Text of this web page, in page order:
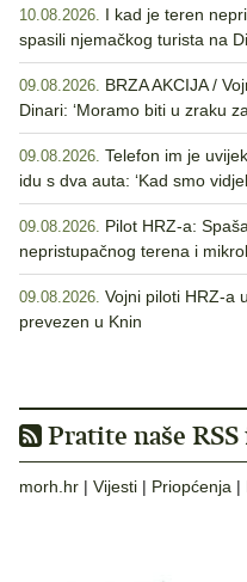
10.08.2026. I kad je teren
spasili njemačkog turista na
09.08.2026. BRZA AKCIJA /
Dinari: ‘Moramo biti u zraku
09.08.2026. Telefon im je
idu s dva auta: ‘Kad smo
09.08.2026. Pilot HRZ-a:
nepristupačnog terena i
09.08.2026. Vojni piloti HRZ-a
prevezen u Knin
Pratite naše
morh.hr | Vijesti | Priopćenja |